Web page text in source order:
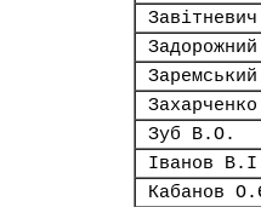
Зуб В.О.
Іванов
Кабанов